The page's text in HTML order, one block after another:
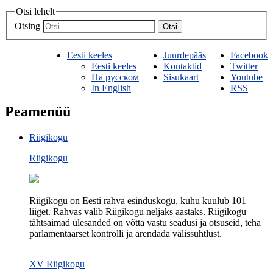
Otsi lehelt
Otsing
Otsi
Facebook
Twitter
Youtube
RSS
Juurdepääs
Kontaktid
Sisukaart
Eesti keeles
Eesti keeles
На русском
In English
Peamenüü
Riigikogu
Riigikogu
Riigikogu on Eesti rahva esinduskogu, kuhu kuulub 101
liiget. Rahvas valib Riigikogu neljaks aastaks. Riigikogu
tähtsaimad ülesanded on võtta vastu seadusi ja otsuseid, teha
parlamentaarset kontrolli ja arendada välissuhtlust.
XV Riigikogu